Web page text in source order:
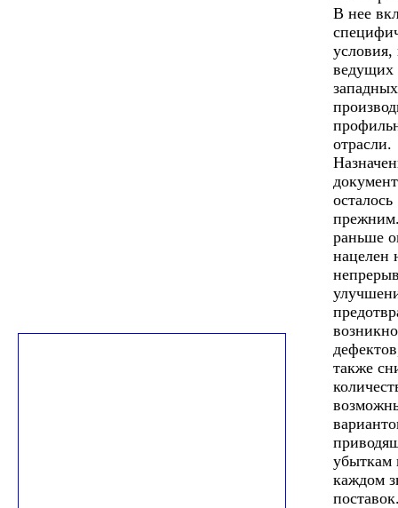
В нее
условия,
ведущих
западных
отрасли.
осталось
раньше
нацелен
также
убыткам
каждом